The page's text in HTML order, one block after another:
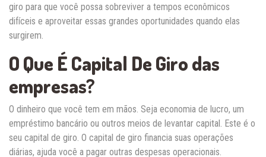
giro para que você possa sobreviver a tempos econômicos
difíceis e aproveitar essas grandes oportunidades quando elas
surgirem.
O Que É Capital De Giro das
empresas?
O dinheiro que você tem em mãos. Seja economia de lucro, um
empréstimo bancário ou outros meios de levantar capital. Este é o
seu capital de giro. O capital de giro financia suas operações
diárias, ajuda você a pagar outras despesas operacionais.